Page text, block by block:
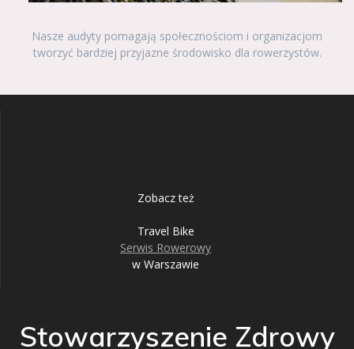
Nasze audyty pomagają społecznościom i organizacjom
tworzyć bardziej przyjazne środowisko dla rowerzystów.
Zobacz też
Travel Bike
Serwis Rowerowy
w Warszawie
Stowarzyszenie Zdrowy